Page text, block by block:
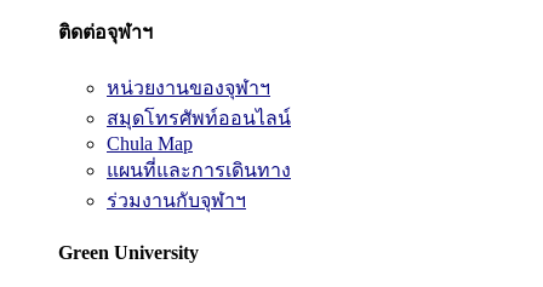
ติดต่อจุฬาฯ
หน่วยงานของจุฬาฯ
สมุดโทรศัพท์ออนไลน์
Chula Map
แผนที่และการเดินทาง
ร่วมงานกับจุฬาฯ
Green University